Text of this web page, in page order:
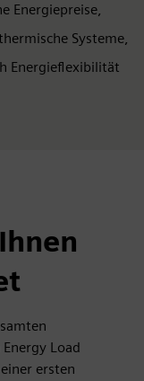
Energiepreise,
Systeme,
Energieflexibilität
Load
ersten